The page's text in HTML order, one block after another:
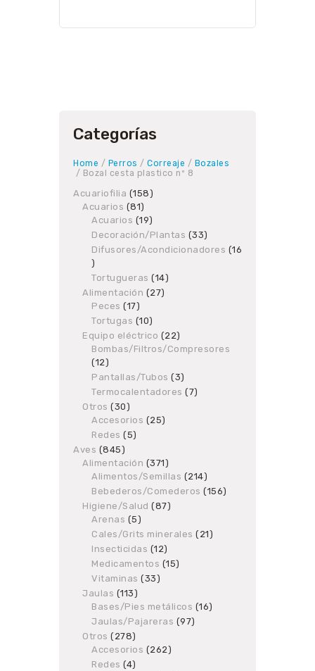
Categorías
Home / Perros / Correaje / Bozales
/ Bozal cesta plastico nº 8
Acuariofilia 158158
Acuarios 8181
products
Acuarios 1919
products
Decoración/Plantas 3333
products
Difusores/Acondicionadores
16
16
products
Tortugueras 1414
Alimentación 2727
Peces 1717
products
Tortugas 1010
products
Equipo eléctrico 2222
products
Bombas/Filtros/Compresores
1212
products
Pantallas/Tubos 33
products
Termocalentadores 77
Otros 3030
products
Accesorios 2525
Redes 55
Aves 845845
products
Alimentación 371371
products
Alimentos/Semillas 214214
products
Bebederos/Comederos 156156
Higiene/Salud 8787
Arenas 55
products
Cales/Grits minerales 2121
Insecticidas 1212
products
Medicamentos 1515
Vitaminas 3333
Jaulas 113113
products
Bases/Pies metálicos 1616
Jaulas/Pajareras 9797
Otros 278278
products
Accesorios 262262
Redes 44